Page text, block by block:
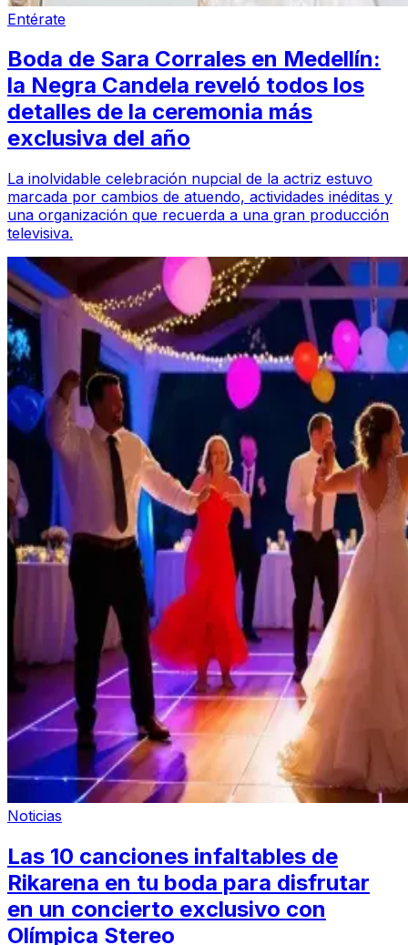
Entérate
Boda de Sara Corrales en Medellín:
la Negra Candela reveló todos los
detalles de la ceremonia más
exclusiva del año
La inolvidable celebración nupcial de la actriz estuvo
marcada por cambios de atuendo, actividades inéditas y
una organización que recuerda a una gran producción
televisiva.
Noticias
Las 10 canciones infaltables de
Rikarena en tu boda para disfrutar
en un concierto exclusivo con
Olímpica Stereo